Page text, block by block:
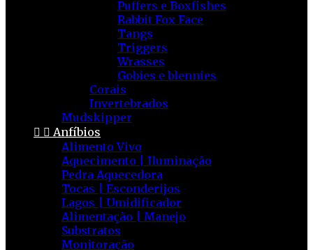
Puffers e Boxfishes
Rabbit Fox Face
Tangs
Triggers
Wrasses
Gobies e blennies
Corais
Invertebrados
Mudskipper
  Anfíbios
Alimento Vivo
Aquecimento | Iluminação
Pedra Aquecedora
Tocas | Esconderijos
Lagos | Umidificador
Alimentação | Manejo
Substratos
Monitoração